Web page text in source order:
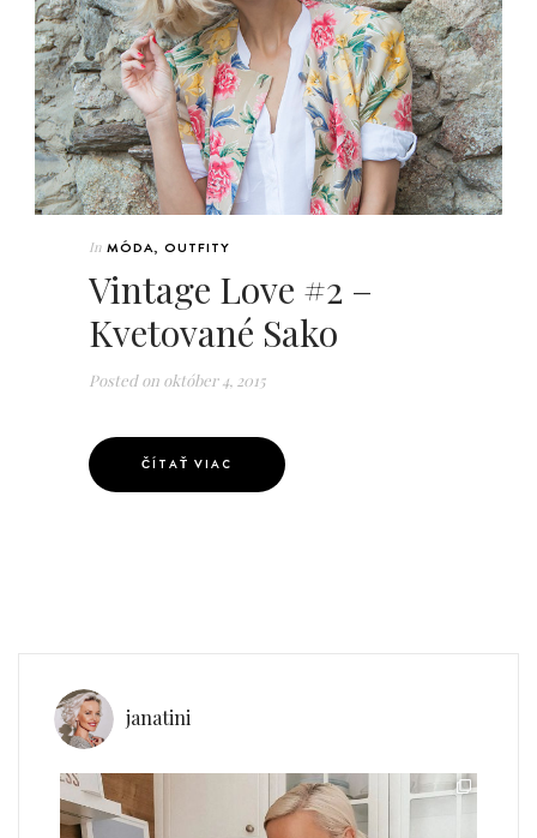
In MÓDA, OUTFITY
Vintage Love #2 –
Kvetované Sako
Posted on október 4, 2015
ČÍTAŤ VIAC
janatini